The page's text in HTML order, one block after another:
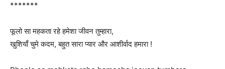
*******
फूलो सा महकता रहे हमेशा जीवन तुम्हारा,
खुशियाँ चुमे कदम, बहुत सारा प्यार और आशीर्वाद हमारा !